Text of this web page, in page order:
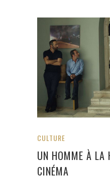
CULTURE
UN HOMME À LA
CINÉMA